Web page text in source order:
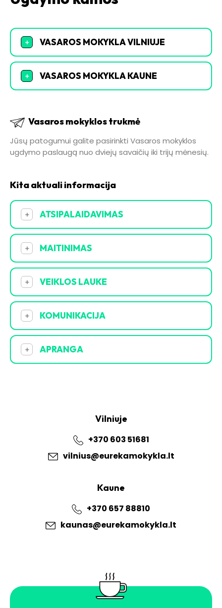
+ VASAROS MOKYKLA VILNIUJE
+ VASAROS MOKYKLA KAUNE
Vasaros mokyklos trukmė
Jūsų patogumui galite pasirinkti Vasaros mokyklos
ugdymo paslaugą nuo dviejų savaičių iki trijų mėnesių.
Kita aktuali informacija
+ ATSIPALAIDAVIMAS
+ MAITINIMAS
+ VEIKLOS LAUKE
+ KOMUNIKACIJA
+ APRANGA
Vilniuje
+370 603 51681
vilnius@eurekamokykla.lt
Kaune
+370 657 88810
kaunas@eurekamokykla.lt